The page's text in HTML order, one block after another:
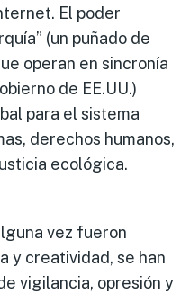
El poder
(un puñado de
operan en sincronía
de EE.UU.)
para el sistema
derechos humanos,
ecológica.
vez fueron
y creatividad, se han
vigilancia, opresión y